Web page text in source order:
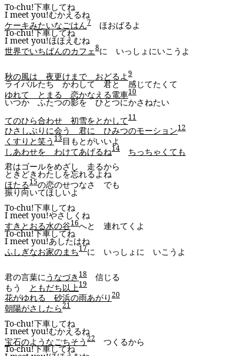
To-chu!下車してね
I meet you!むかえるね
ケーキみたいなごはん7 ほおばるよ
To-chu!下車してね
I meet you!ほほえむね
世界でいちばんのカフェ 8に いっしょにいこうよ
秋の風は 夜更けまで おどるよ 9
ライバルたち かわして 君と 感じてたくて
ゆれて とまる 恋かなえる電車10
いつか ふたつの影を ひとつにかさねたい
てのひら合わせ 初雪をとかして11
ひさしぶりに会う 君に ひみつのモーション12
くすりと笑う 13 目もとがいいよ
しあわせを わけてあげるね14
ちっちゃくても
君はゴールをめざし 走るから
ときどきわたしを忘れるよね
ほたる15の恋のせつなさ でも
振り向いてほしいよ
To-chu!下車してね
I meet you!やさしくね
すきとおる水の谷16へと 連れてくよ
To-chu!下車してね
I meet you!あしたはね
ふしぎなお家のまち17に いっしょに いこうよ
君の言葉にうなづき 18
信じる
もう
ともだち以上19
花がゆれる 砂浜の雨あがり 20
朝陽がさしたら21
To-chu!下車してね
I meet you!むかえるね
宝石のようなごちそう 22 つくるから
To-chu!下車してね